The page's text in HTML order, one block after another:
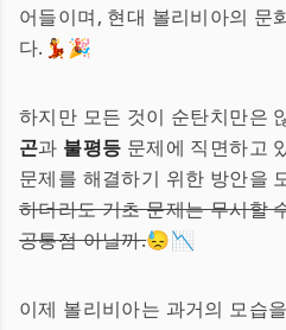
어들이며, 현대 볼리비아의 문
다.💃🎉
하지만 모든 것이 순탄치만은
곤과 불평등 문제에 직면하고
문제를 해결하기 위한 방안을
하더라도 기초 문제는 무시할
공통점 아닐까.😓📉
이제 볼리비아는 과거의 모습